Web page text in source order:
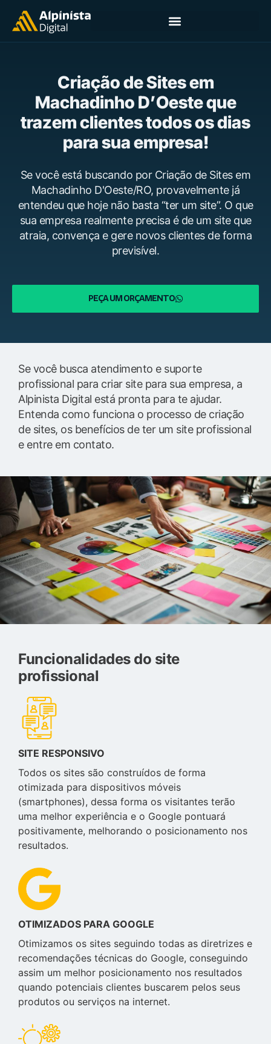
Criação de Sites em
Machadinho D’Oeste que
trazem clientes todos os dias
para sua empresa!
Se você está buscando por Criação de Sites em
Machadinho D'Oeste/RO, provavelmente já
entendeu que hoje não basta “ter um site”. O que
sua empresa realmente precisa é de um site que
atraia, convença e gere novos clientes de forma
previsível.
PEÇA UM ORÇAMENTO
Se você busca atendimento e suporte
profissional para criar site para sua empresa, a
Alpinista Digital está pronta para te ajudar.
Entenda como funciona o processo de criação
de sites, os benefícios de ter um site profissional
e entre em contato.
Funcionalidades do site
profissional
SITE RESPONSIVO
Todos os sites são construídos de forma
otimizada para dispositivos móveis
(smartphones), dessa forma os visitantes terão
uma melhor experiência e o Google pontuará
positivamente, melhorando o posicionamento nos
resultados.
OTIMIZADOS PARA GOOGLE
Otimizamos os sites seguindo todas as diretrizes e
recomendações técnicas do Google, conseguindo
assim um melhor posicionamento nos resultados
quando potenciais clientes buscarem pelos seus
produtos ou serviços na internet.